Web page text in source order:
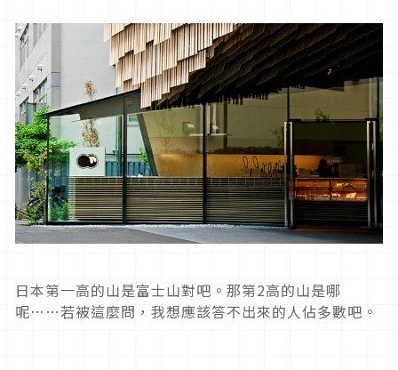
日本第一高的山是富士山對吧。那第2高的山是哪
呢……若被這麼問，我想應該答不出來的人佔多數吧。